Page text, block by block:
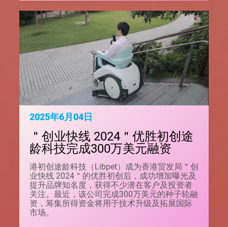
2025年6月04日
＂创业快线 2024＂优胜初创途
龄科技完成300万美元融资
港初创途龄科技（Libpet）成为香港贸发局＂创
业快线 2024＂的优胜初创后，成功增加曝光及
提升品牌知名度，获得不少潜在客户及投资者
关注。最近，该公司完成300万美元的种子轮融
资，筹集所得资金将用于技术升级及拓展国际
市场。